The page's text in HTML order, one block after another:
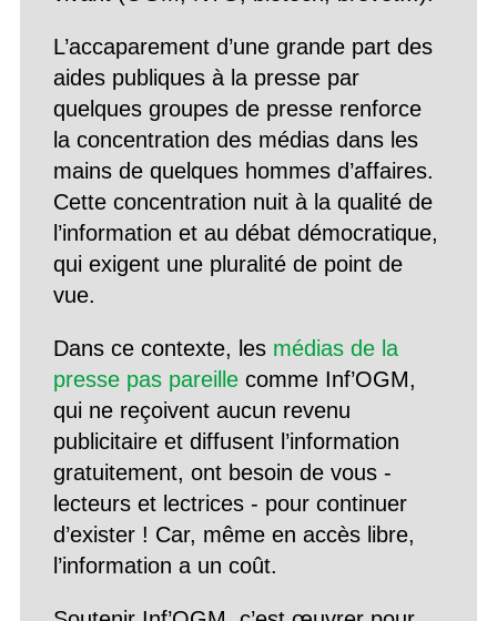
L’accaparement d’une grande part des
aides publiques à la presse par
quelques groupes de presse renforce
la concentration des médias dans les
mains de quelques hommes d’affaires.
Cette concentration nuit à la qualité de
l’information et au débat démocratique,
qui exigent une pluralité de point de
vue.
Dans ce contexte, les médias de la
presse pas pareillecomme Inf’OGM,
qui ne reçoivent aucun revenu
publicitaire et diffusent l’information
gratuitement, ont besoin de vous -
lecteurs et lectrices - pour continuer
d’exister ! Car, même en accès libre,
l’information a un coût.